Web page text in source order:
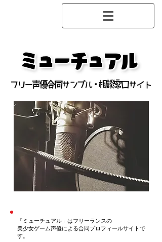
「ミューチュアル」はフリーランスの
美少女ゲーム声優による合同プロフィールサイトで
す。